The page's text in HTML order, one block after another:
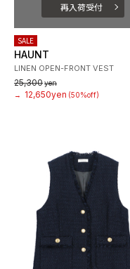
再入荷受付
SALE
HAUNT
LINEN OPEN-FRONT VEST
25,300yen
→
12,650yen (50%off)